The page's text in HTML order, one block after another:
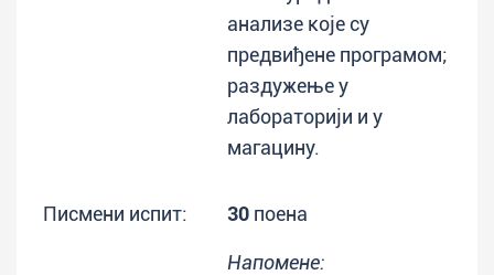
анализе које су
предвиђене програмом;
раздужење у
лабораторији и у
магацину.
Писмени испит: 30 поена
Напомене: